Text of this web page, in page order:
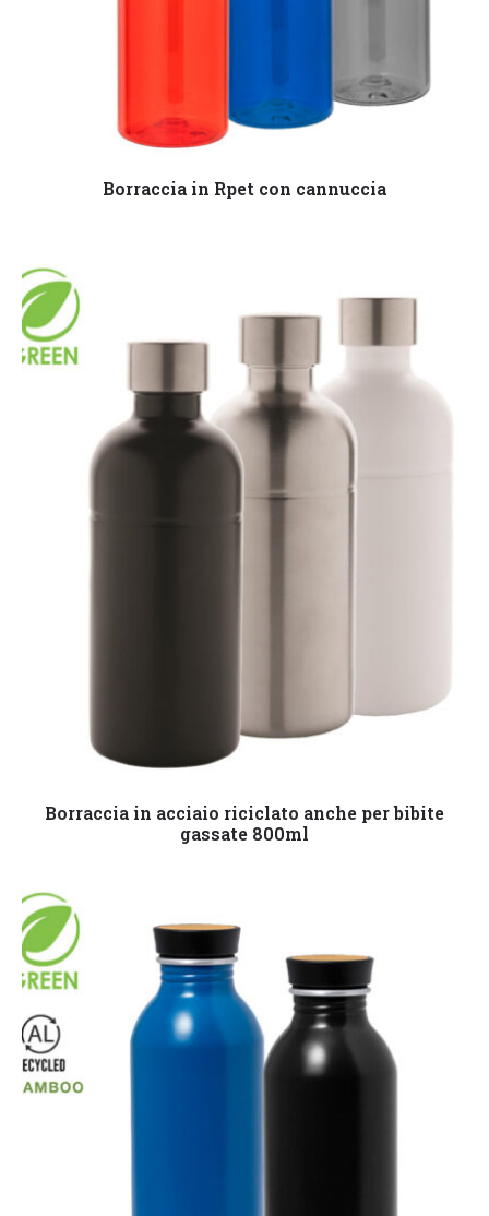
Leggi tutto
Borraccia in Rpet con cannuccia
Leggi tutto
Borraccia in acciaio riciclato anche per bibite
gassate 800ml